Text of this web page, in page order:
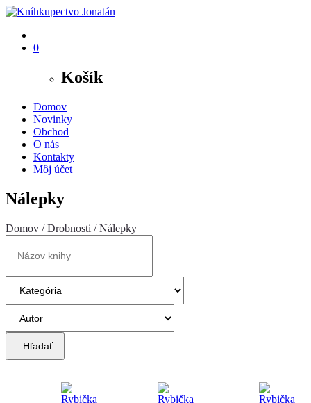
0
Košík
Domov
Novinky
Obchod
O nás
Kontakty
Môj účet
Nálepky
Domov /Drobnosti / Nálepky
Hľadať